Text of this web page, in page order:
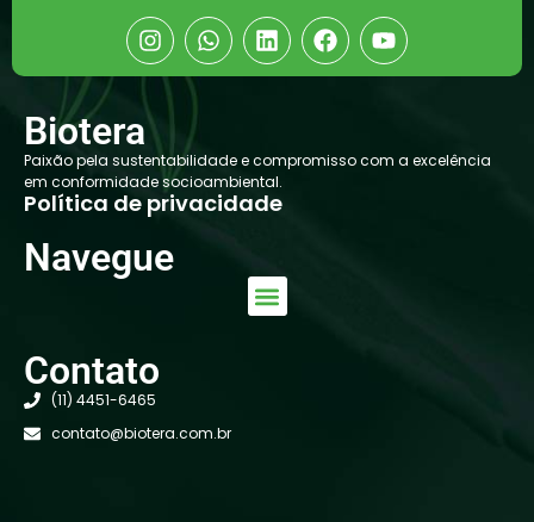
Biotera
Paixão pela sustentabilidade e compromisso com a excelência
em conformidade socioambiental.
Política de privacidade
Navegue
Contato
(11) 4451-6465
contato@biotera.com.br